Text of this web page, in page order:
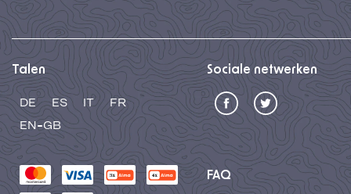
Talen
DE ES IT
FR
EN-GB
Sociale netwerken
FAQ